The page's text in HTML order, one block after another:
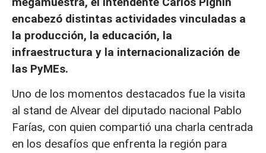
encabezó distintas actividades vinculadas a
la producción, la educación, la
infraestructura y la internacionalización de
las PyMEs.
Uno de los momentos destacados fue la visita
al stand de Alvear del diputado nacional Pablo
Farías, con quien compartió una charla centrada
en los desafíos que enfrenta la región para